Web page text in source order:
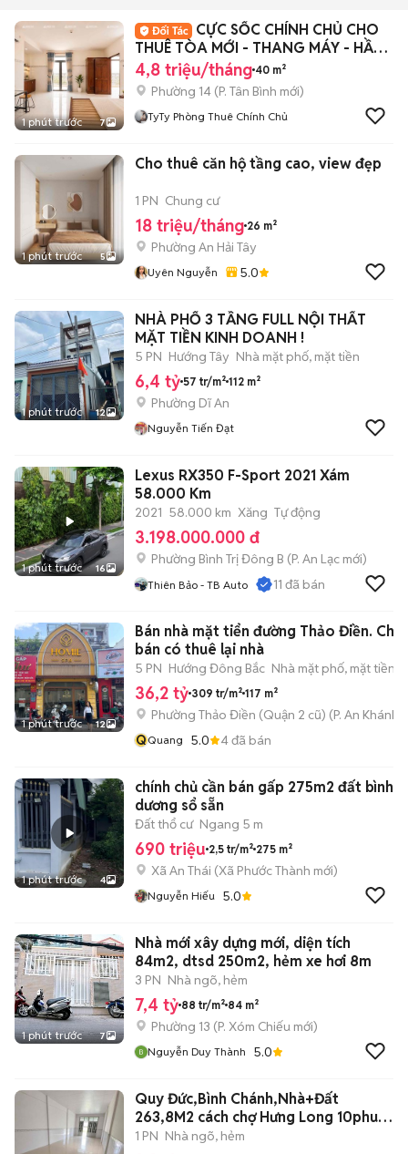
1 phút trước 7
CỰC SỐC CHÍNH CHỦ CHO
THUÊ TÒA MỚI - THANG MÁY - HẦM
XE
4,8 triệu/tháng 40 m²
Phường 14 (P. Tân Bình mới)
TyTy Phòng Thuê Chính Chủ
1 phút trước 5
Cho thuê căn hộ tầng cao, view đẹp
1 PN Chung cư
18 triệu/tháng 26 m²
Phường An Hải Tây
Uyên Nguyễn 5.0
1 phút trước 12
NHÀ PHỐ 3 TẦNG FULL NỘI THẤT
MẶT TIỀN KINH DOANH !
5 PN Hướng Tây Nhà mặt phố, mặt tiền
6,4 tỷ 57 tr/m² 112 m²
Phường Dĩ An
Nguyễn Tiến Đạt
1 phút trước 16
Lexus RX350 F-Sport 2021 Xám
58.000 Km
2021 58.000 km Xăng Tự động
3.198.000.000 đ
Phường Bình Trị Đông B (P. An Lạc mới)
Thiên Bảo - TB Auto 11 đã bán
1 phút trước 12
Bán nhà mặt tiển đường Thảo Điền. Chủ
bán có thuê lại nhà
5 PN Hướng Đông Bắc Nhà mặt phố, mặt tiền
36,2 tỷ 309 tr/m² 117 m²
Phường Thảo Điền (Quận 2 cũ) (P. An Khánh
QQuang 5.0 4đã bán
1 phút trước 4
chính chủ cần bán gấp 275m2 đất bình
dương sổ sẵn
Đất thổ cư Ngang 5 m
690 triệu 2,5 tr/m² 275 m²
Xã An Thái (Xã Phước Thành mới)
Nguyễn Hiếu 5.0
1 phút trước 7
Nhà mới xây dựng mới, diện tích
84m2, dtsd 250m2, hẻm xe hơi 8m
3 PN Nhà ngõ, hẻm
7,4 tỷ 88 tr/m² 84 m²
Phường 13 (P. Xóm Chiếu mới)
Nguyễn Duy Thành 5.0
Quy Đức,Bình Chánh,Nhà+Đất
263,8M2 cách chợ Hưng Long 10phut
di chuyển
1 PN Nhà ngõ, hẻm